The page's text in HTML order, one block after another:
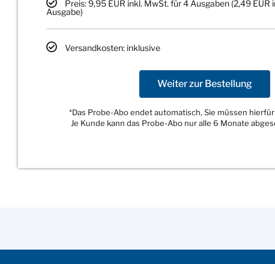
Preis: 9,95 EUR inkl. MwSt. für 4 Ausgaben (2,49 EUR
Ausgabe)
Versandkosten: inklusive
Weiter zur Bestellung
*Das Probe-Abo endet automatisch, Sie müssen
Je Kunde kann das Probe-Abo nur alle 6 Monate